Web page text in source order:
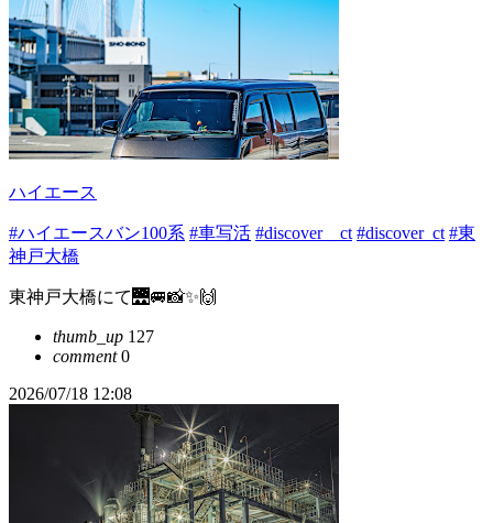
ハイエース
#ハイエースバン100系 #車写活 #discover＿ct #discover_ct #東
神戸大橋
東神戸大橋にて🌉🚐📸✨🙌
thumb_up 127
comment0
2026/07/18 12:08